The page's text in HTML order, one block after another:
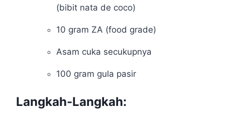
(bibit nata de coco)
10 gram ZA (food grade)
Asam cuka secukupnya
100 gram gula pasir
Langkah-Langkah: